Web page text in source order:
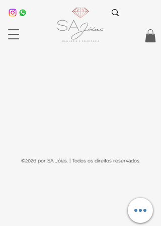
©2026 por SA Jóias. | Todos os direitos reservados.